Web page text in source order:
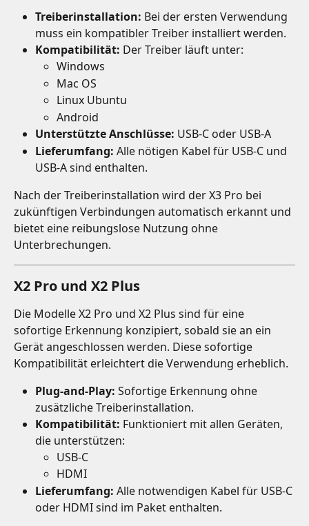
Treiberinstallation: Bei der ersten Verwendung
muss ein kompatibler Treiber installiert werden.
Kompatibilität: Der Treiber läuft unter:
Windows
Mac OS
Linux Ubuntu
Android
Unterstützte Anschlüsse: USB-C oder USB-A
Lieferumfang: Alle nötigen Kabel für USB-C und
USB-A sind enthalten.
Nach der Treiberinstallation wird der X3 Pro bei
zukünftigen Verbindungen automatisch erkannt und
bietet eine reibungslose Nutzung ohne
Unterbrechungen.
X2 Pro und X2 Plus
Die Modelle X2 Pro und X2 Plus sind für eine
sofortige Erkennung konzipiert, sobald sie an ein
Gerät angeschlossen werden. Diese sofortige
Kompatibilität erleichtert die Verwendung erheblich.
Plug-and-Play: Sofortige Erkennung ohne
zusätzliche Treiberinstallation.
Kompatibilität: Funktioniert mit allen Geräten,
die unterstützen:
USB-C
HDMI
Lieferumfang: Alle notwendigen Kabel für USB-C
oder HDMI sind im Paket enthalten.